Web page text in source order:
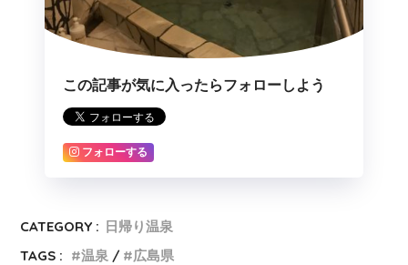
この記事が気に入ったらフォローしよう
フォローする
CATEGORY : 日帰り温泉
TAGS :
温泉 広島県